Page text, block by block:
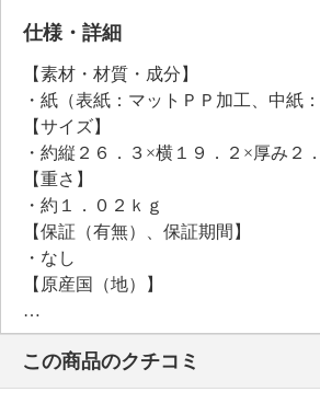
仕様・詳細
【素材・材質・成分】
・紙（表紙：マットＰＰ加工、中紙：
【サイズ】
・約縦２６．３×横１９．２×厚み２
【重さ】
・約１．０２ｋｇ
【保証（有無）、保証期間】
・なし
【原産国（地）】
・日本製
この商品のクチコミ